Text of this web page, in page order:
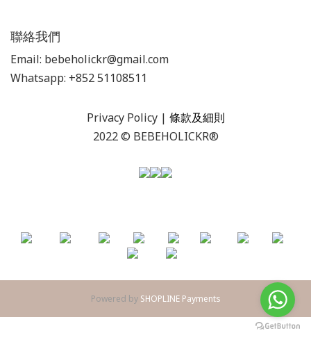
聯絡我們
Email: bebeholickr@gmail.com
Whatsapp: +852 51108511
Privacy Policy| 條款及細則
2022 © BEBEHOLICKR®
Powered by SHOPLINE Payments